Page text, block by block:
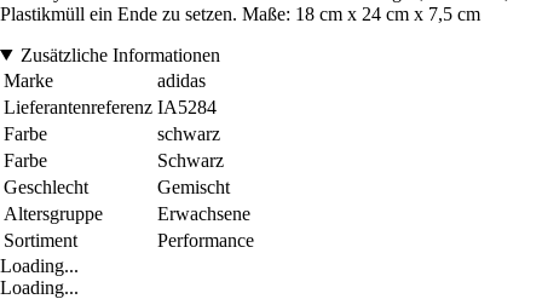
Plastikmüll ein Ende zu setzen. Maße: 18 cm x 24 cm x 7,5 cm
Zusätzliche Informationen
Marke
adidas
Lieferantenreferenz IA5284
Farbe
schwarz
Farbe
Schwarz
Geschlecht
Gemischt
Altersgruppe
Erwachsene
Sortiment
Performance
Loading...
Loading...